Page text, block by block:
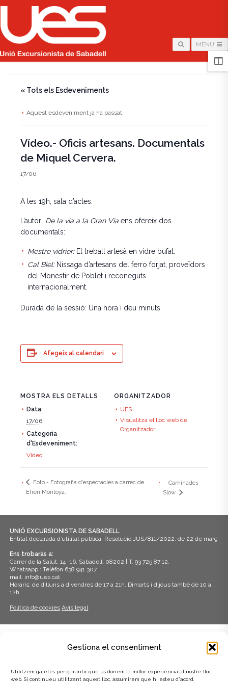
Gestiona el consentiment
Utilitzem galetes per garantir que us donem la millor experiència al nostre lloc
web. Si continueu utilitzant aquest lloc, assumirem que hi esteu d'acord.
MENU
« Tots els Esdeveniments
Aquest esdeveniment ja ha passat.
Vídeo.- Oficis artesans. Documentals
de Miquel Cervera.
17/06
A les 19h, sala d’actes.
L’autor De la via a la Gran Via ens ofereix dos
documentals:
Mestre vidrier: El treball artesà en vidre bufat.
Cal Biel: Nissaga d’artesans del ferro forjat, proveïdors
del Monestir de Poblet i reconeguts
internacionalment.
Durada de la sessió: Una hora i deu minuts.
Afegeix al calendari
MOSTRA ELS DETALLS
Data:
17/06
Categoria
d'Esdeveniment:
Vídeo
ORGANITZADOR
UES
Visualitza el lloc web de
Organitzador
Foto.- Fotografia d’espectacles a càrrec de
Efrén Montoya.
Caminades
Slow
UNIÓ EXCURSIONISTA DE SABADELL
Entitat declarada d’utilitat pública. Resolució JUS/811/2022, de 22 de març
Ens trobaràs a:
Carrer de la Salut, 14 -16, Sabadell, 08202 | T: 93 725 87 12.
Whatsapp : Telèfon 638 941 307
mail: info@ues.cat
Horaris: de dilluns a divendres de 17 a 21h. Dimarts i dijous també de 10 a
12h.
Política de cookies Avís legal